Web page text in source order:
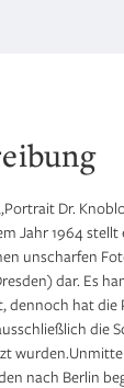
Dr.
Jahr 1964
unscharfen
dar. Es
dennoch hat
die
nach Berlin